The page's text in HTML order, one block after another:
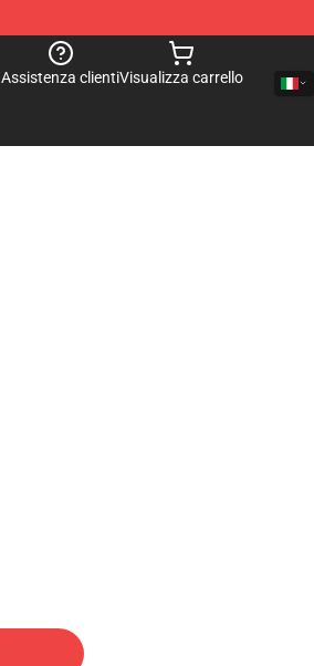
Assistenza clientiVisualizza carrello